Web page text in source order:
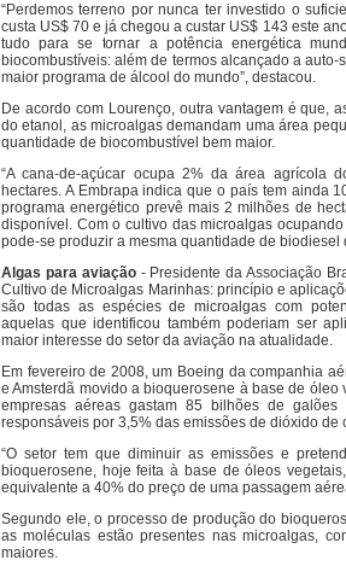
“Perdemos terreno por nunca ter investido o
custa US$ 70 e já chegou a custar US$ 143 este
tudo para se tornar a potência energética
biocombustíveis: além de termos alcançado a
maior programa de álcool do mundo”, destacou.
De acordo com Lourenço, outra vantagem é que,
do etanol, as microalgas demandam uma área
quantidade de biocombustível bem maior.
“A cana-de-açúcar ocupa 2% da área agrícola
hectares. A Embrapa indica que o país tem ainda
programa energético prevê mais 2 milhões de
disponível. Com o cultivo das microalgas
pode-se produzir a mesma quantidade de biodiesel
Algas para aviação- Presidente da Associação
Cultivo de Microalgas Marinhas: princípio e
são todas as espécies de microalgas com
aquelas que identificou também poderiam ser
maior interesse do setor da aviação na atualidade.
Em fevereiro de 2008, um Boeing da companhia
e Amsterdã movido a bioquerosene à base de
empresas aéreas gastam 85 bilhões de
responsáveis por 3,5% das emissões de dióxido de
“O setor tem que diminuir as emissões e
bioquerosene, hoje feita à base de óleos
equivalente a 40% do preço de uma passagem
Segundo ele, o processo de produção do
as moléculas estão presentes nas microalgas,
maiores.